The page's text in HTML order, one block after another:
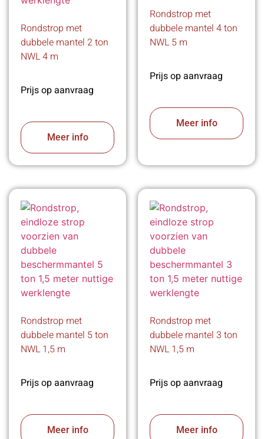
Rondstrop met
dubbele mantel 2 ton
NWL 4 m
Prijs op aanvraag
Meer info
Rondstrop met
dubbele mantel 4 ton
NWL 5 m
Prijs op aanvraag
Meer info
Rondstrop met
dubbele mantel 5 ton
NWL 1,5 m
Prijs op aanvraag
Meer info
Rondstrop met
dubbele mantel 3 ton
NWL 1,5 m
Prijs op aanvraag
Meer info